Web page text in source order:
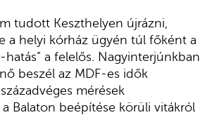
tudott Keszthelyen újrázni,
a helyi kórház ügyén túl főként a
hatás” a felelős. Nagyinterjúnkban
beszél az MDF-es idők
mérések
Balaton beépítése körüli vitákról